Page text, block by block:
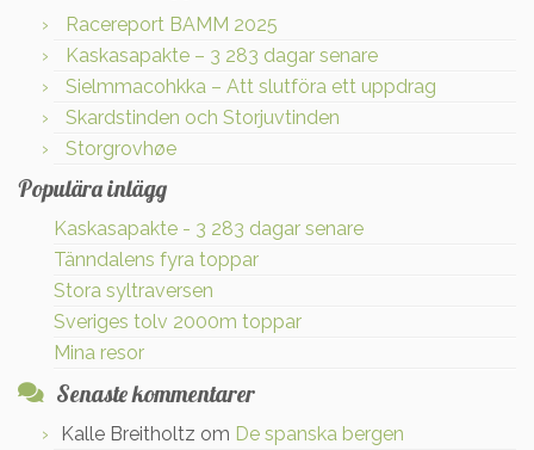
Racereport BAMM 2025
Kaskasapakte – 3 283 dagar senare
Sielmmacohkka – Att slutföra ett uppdrag
Skardstinden och Storjuvtinden
Storgrovhøe
Populära inlägg
Kaskasapakte - 3 283 dagar senare
Tänndalens fyra toppar
Stora syltraversen
Sveriges tolv 2000m toppar
Mina resor
Senaste kommentarer
Kalle Breitholtz om De spanska bergen